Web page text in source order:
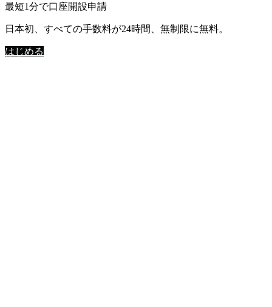
最短1分で口座開設申請
日本初、すべての手数料が24時間、無制限に無料。
はじめる